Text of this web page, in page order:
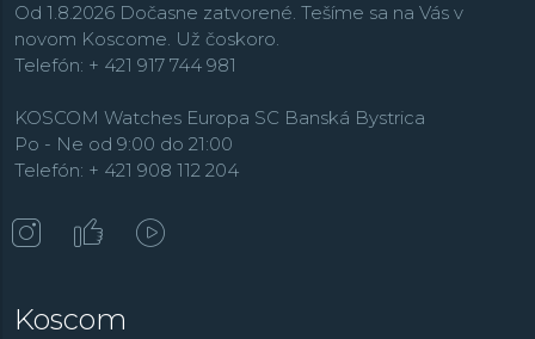
Od 1.8.2026 Dočasne zatvorené. Tešíme sa na Vás v
novom Koscome. Už čoskoro.
Telefón: + 421 917 744 981
KOSCOM Watches Europa SC Banská Bystrica
Po - Ne od 9:00 do 21:00
Telefón: + 421 908 112 204
Koscom